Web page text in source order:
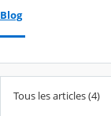
Blog
Tous les articles (4)